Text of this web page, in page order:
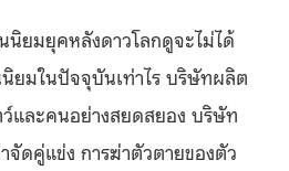
ยมยุคหลังดาวโลกดูจะไม่ได้
ยมในปัจจุบันเท่าไร บริษัทผลิต
และคนอย่างสยดสยอง บริษัท
ดคู่แข่ง การฆ่าตัวตายของตัว